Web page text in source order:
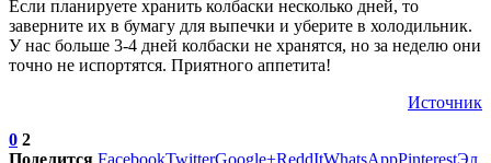
Если планируете хранить колбаски несколько дней, то
заверните их в бумагу для выпечки и уберите в холодильник.
У нас больше 3-4 дней колбаски не хранятся, но за неделю они
точно не испортятся. Приятного аппетита!
Источник
0 2
Поделится FacebookTwitterGoogle+ReddItWhatsAppPinterestЭл.